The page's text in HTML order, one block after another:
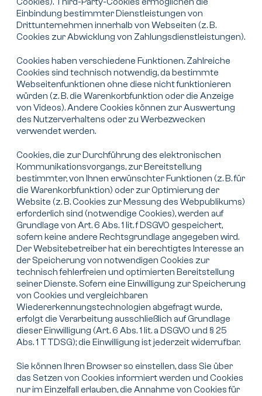
Einbindung bestimmter Dienstleistungen von
Drittunternehmen innerhalb von Webseiten (z. B.
Cookies zur Abwicklung von Zahlungsdienstleistungen).
Cookies haben verschiedene Funktionen. Zahlreiche
Cookies sind technisch notwendig, da bestimmte
Webseitenfunktionen ohne diese nicht funktionieren
würden (z. B. die Warenkorbfunktion oder die Anzeige
von Videos). Andere Cookies können zur Auswertung
des Nutzerverhaltens oder zu Werbezwecken
verwendet werden.
Cookies, die zur Durchführung des elektronischen
Kommunikationsvorgangs, zur Bereitstellung
bestimmter, von Ihnen erwünschter Funktionen (z. B. für
die Warenkorbfunktion) oder zur Optimierung der
Website (z. B. Cookies zur Messung des Webpublikums)
erforderlich sind (notwendige Cookies), werden auf
Grundlage von Art. 6 Abs. 1 lit. f DSGVO gespeichert,
sofern keine andere Rechtsgrundlage angegeben wird.
Der Websitebetreiber hat ein berechtigtes Interesse an
der Speicherung von notwendigen Cookies zur
technisch fehlerfreien und optimierten Bereitstellung
seiner Dienste. Sofern eine Einwilligung zur Speicherung
von Cookies und vergleichbaren
Wiedererkennungstechnologien abgefragt wurde,
erfolgt die Verarbeitung ausschließlich auf Grundlage
dieser Einwilligung (Art. 6 Abs. 1 lit. a DSGVO und § 25
Abs. 1 TTDSG); die Einwilligung ist jederzeit widerrufbar.
Sie können Ihren Browser so einstellen, dass Sie über
das Setzen von Cookies informiert werden und Cookies
nur im Einzelfall erlauben, die Annahme von Cookies für